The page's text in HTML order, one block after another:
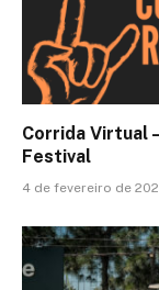
Corrida Virtual
Festival
4 de fevereiro de